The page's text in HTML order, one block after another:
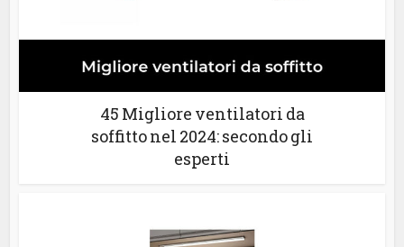
45 Migliore ventilatori da
soffitto nel 2024: secondo gli
esperti